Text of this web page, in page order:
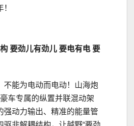
要劲儿有劲儿 要电有电 要
不能为电动而电动！山海炮
车专属的纵置并联混动架
强动力输出、精准的能量管